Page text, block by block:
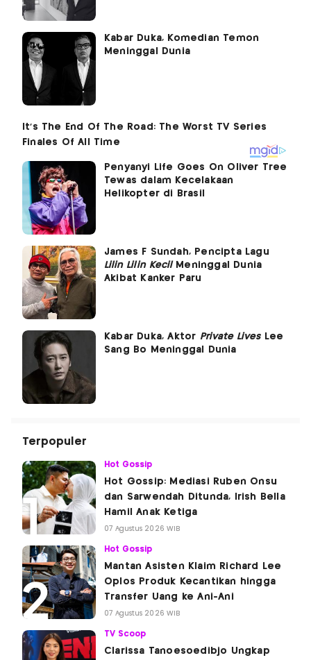
Kabar Duka, Komedian Temon
Meninggal Dunia
Penyanyi Life Goes On Oliver Tree
Tewas dalam Kecelakaan
Helikopter di Brasil
James F Sundah, Pencipta Lagu
Lilin Lilin KecilMeninggal Dunia
Akibat Kanker Paru
Kabar Duka, Aktor Private LivesLee
Sang Bo Meninggal Dunia
Terpopuler
Hot Gossip
Hot Gossip: Mediasi Ruben Onsu
dan Sarwendah Ditunda, Irish Bella
Hamil Anak Ketiga
07 Agustus 2026 WIB
Hot Gossip
Mantan Asisten Klaim Richard Lee
Oplos Produk Kecantikan hingga
Transfer Uang ke Ani-Ani
07 Agustus 2026 WIB
TV Scoop
Clarissa Tanoesoedibjo Ungkap